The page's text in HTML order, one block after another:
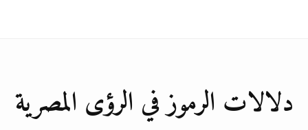
دلالات الرموز في الرؤى المصرية